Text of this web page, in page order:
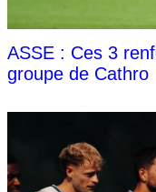
ASSE : Ces 3
groupe de Cathro